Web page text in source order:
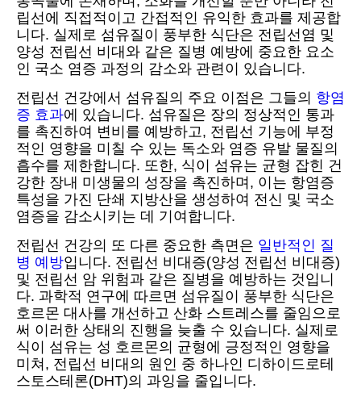
립선에 직접적이고 간접적인 유익한 효과를 제공합
니다. 실제로 섬유질이 풍부한 식단은 전립선염 및
양성 전립선 비대와 같은 질병 예방에 중요한 요소
인 국소 염증 과정의 감소와 관련이 있습니다.
전립선 건강에서 섬유질의 주요 이점은 그들의 항염
증 효과에 있습니다. 섬유질은 장의 정상적인 통과
를 촉진하여 변비를 예방하고, 전립선 기능에 부정
적인 영향을 미칠 수 있는 독소와 염증 유발 물질의
흡수를 제한합니다. 또한, 식이 섬유는 균형 잡힌 건
강한 장내 미생물의 성장을 촉진하며, 이는 항염증
특성을 가진 단쇄 지방산을 생성하여 전신 및 국소
염증을 감소시키는 데 기여합니다.
전립선 건강의 또 다른 중요한 측면은 일반적인 질
병 예방입니다. 전립선 비대증(양성 전립선 비대증)
및 전립선 암 위험과 같은 질병을 예방하는 것입니
다. 과학적 연구에 따르면 섬유질이 풍부한 식단은
호르몬 대사를 개선하고 산화 스트레스를 줄임으로
써 이러한 상태의 진행을 늦출 수 있습니다. 실제로
식이 섬유는 성 호르몬의 균형에 긍정적인 영향을
미쳐, 전립선 비대의 원인 중 하나인 디하이드로테
스토스테론(DHT)의 과잉을 줄입니다.